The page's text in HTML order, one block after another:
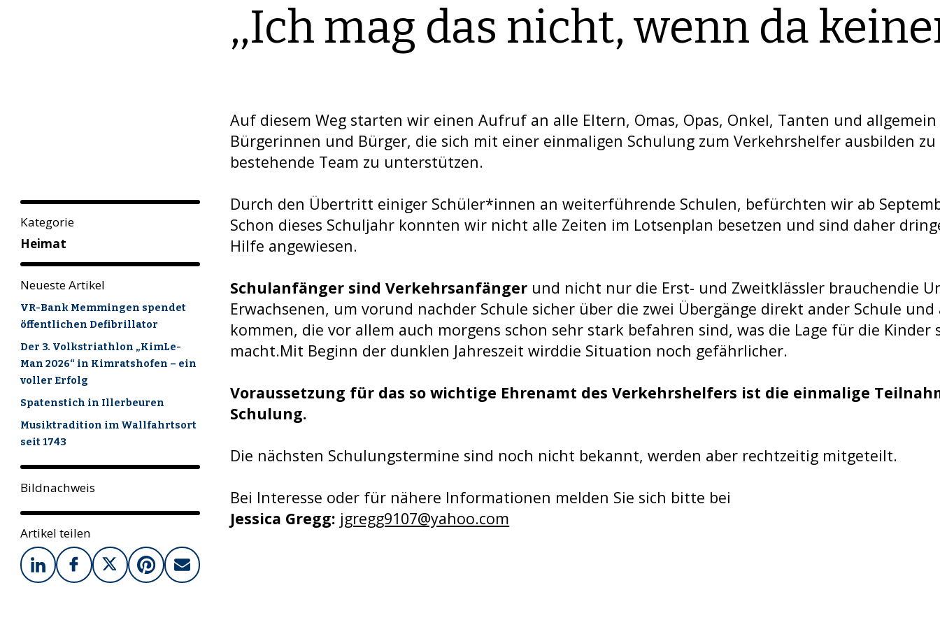
,,Ich mag das nicht, wenn da
Kategorie
Heimat
Neueste Artikel
VR-Bank Memmingen spendet
öffentlichen Defibrillator
Der 3. Volkstriathlon „KimLe-
Man 2026“ in Kimratshofen – ein
voller Erfolg
Spatenstich in Illerbeuren
Musiktradition im Wallfahrtsort
seit 1743
Bildnachweis
Artikel teilen
Auf diesem Weg starten wir einen Aufruf an alle Eltern, Omas, Opas, Onkel, Tanten und
Bürgerinnen und Bürger, die sich mit einer einmaligen Schulung zum Verkehrshelfer ausbilden
bestehende Team zu unterstützen.
Durch den Übertritt einiger Schüler*innen an weiterführende Schulen, befürchten wir ab
Schon dieses Schuljahr konnten wir nicht alle Zeiten im Lotsenplan besetzen und sind daher
Hilfe angewiesen.
Schulanfänger sind Verkehrsanfänger und nicht nur die Erst- und Zweitklässler brauchendie
Erwachsenen, um vorund nachder Schule sicher über die zwei Übergänge direkt ander Schule
kommen, die vor allem auch morgens schon sehr stark befahren sind, was die Lage für die
macht.Mit Beginn der dunklen Jahreszeit wirddie Situation noch gefährlicher.
Voraussetzung für das so wichtige Ehrenamt des Verkehrshelfers ist die einmalige
Schulung.
Die nächsten Schulungstermine sind noch nicht bekannt, werden aber rechtzeitig mitgeteilt.
Bei Interesse oder für nähere Informationen melden Sie sich bitte bei
Jessica Gregg: jgregg9107@yahoo.com